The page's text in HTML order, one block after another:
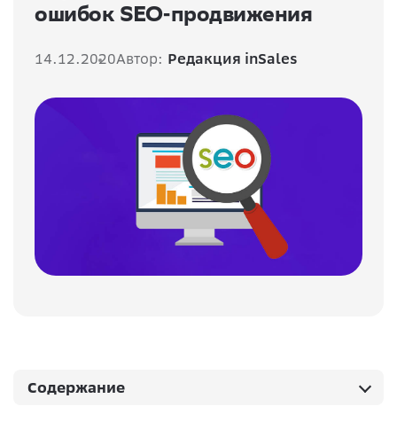
ошибок SEO-продвижения
14.12.2020Автор: Редакция inSales
Содержание